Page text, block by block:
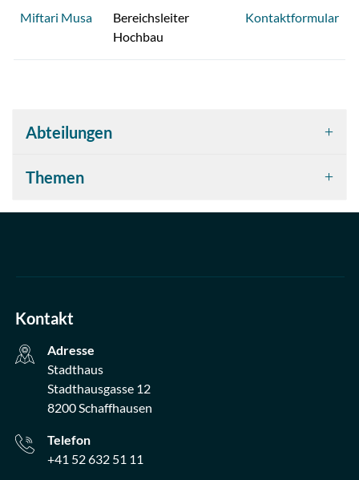
Miftari Musa
Bereichsleiter
Hochbau
Kontaktformular
Abteilungen
Themen
Kontakt
Adresse
Stadthaus
Stadthausgasse 12
8200 Schaffhausen
Telefon
+41 52 632 51 11